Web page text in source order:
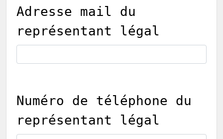
Adresse mail du
représentant légal
Numéro de téléphone du
représentant légal